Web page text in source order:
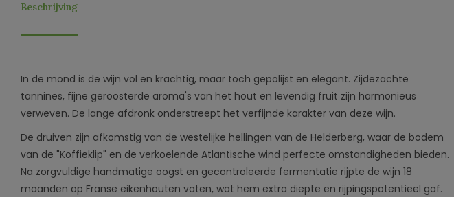
Beschrijving
In de mond is de wijn vol en krachtig, maar toch gepolijst en elegant. Zijdezachte
tannines, fijne geroosterde aroma's van het hout en levendig fruit zijn harmonieus
verweven. De lange afdronk onderstreept het verfijnde karakter van deze wijn.
De druiven zijn afkomstig van de westelijke hellingen van de Helderberg, waar de bodem
van de "Koffieklip" en de verkoelende Atlantische wind perfecte omstandigheden bieden.
Na zorgvuldige handmatige oogst en gecontroleerde fermentatie rijpte de wijn 18
maanden op Franse eikenhouten vaten, wat hem extra diepte en rijpingspotentieel gaf.